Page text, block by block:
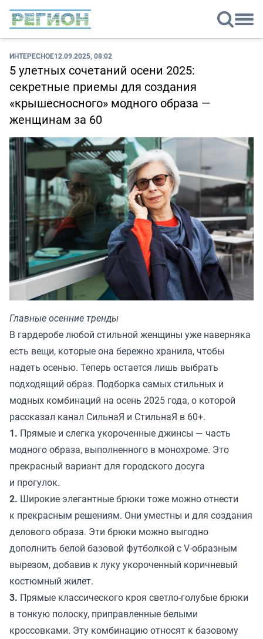
ИНТЕРЕСНОЕ12.09.2025, 08:02
5 улетных сочетаний осени 2025:
секретные приемы для создания
«крышесносного» модного образа —
женщинам за 60
Главные осенние тренды
В гардеробе любой стильной женщины уже наверняка
есть вещи, которые она бережно хранила, чтобы
надеть осенью. Теперь остается лишь выбрать
подходящий образ. Подборка самых стильных и
модных комбинаций на осень 2025 года, о которой
рассказал канал СильнаЯ и СтильнаЯ в 60+.
1. Прямые и слегка укороченные джинсы — часть
модного образа, выполненного в монохроме. Это
прекрасный вариант для городского досуга
и прогулок.
2. Широкие элегантные брюки тоже можно отнести
к прекрасным решениям. Они уместны и для создания
делового образа. Эти брюки можно выгодно
дополнить белой базовой футболкой с V-образным
вырезом, добавив к луку укороченный коричневый
костюмный жилет.
3. Прямые классического кроя светло-голубые брюки
в тонкую полоску, приправленные белыми
кроссовками. Эту комбинацию относят к базовому